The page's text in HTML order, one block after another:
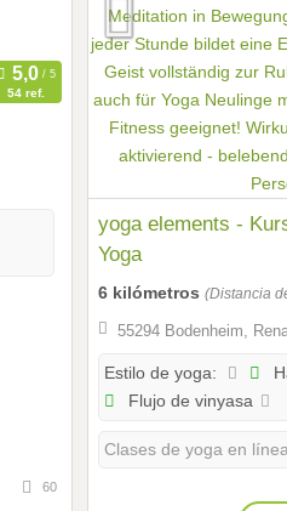
54 ref.
60
yoga elements -
Yoga
6 kilómetros (Distancia
55294 Bodenheim,
Estilo de yoga:
Flujo de vinyasa
Clases de yoga en línea